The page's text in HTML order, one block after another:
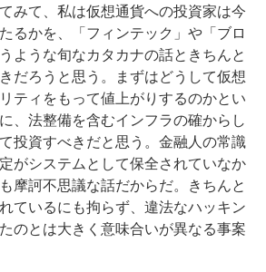
みて、私は仮想通貨への投資家は今
るかを、「フィンテック」や「ブロ
ような旬なカタカナの話ときちんと
だろうと思う。まずはどうして仮想
ティをもって値上がりするのかとい
、法整備を含むインフラの確からし
投資すべきだと思う。金融人の常識
がシステムとして保全されていなか
摩訶不思議な話だからだ。きちんと
ているにも拘らず、違法なハッキン
のとは大きく意味合いが異なる事案